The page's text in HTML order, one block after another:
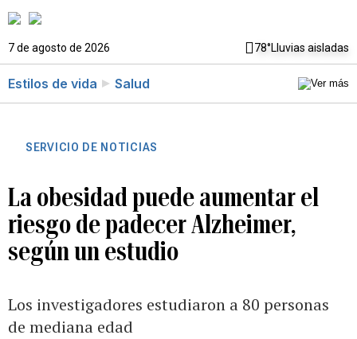
7 de agosto de 2026 78°Lluvias aisladas
Estilos de vida Salud
SERVICIO DE NOTICIAS
La obesidad puede aumentar el
riesgo de padecer Alzheimer,
según un estudio
Los investigadores estudiaron a 80 personas
de mediana edad